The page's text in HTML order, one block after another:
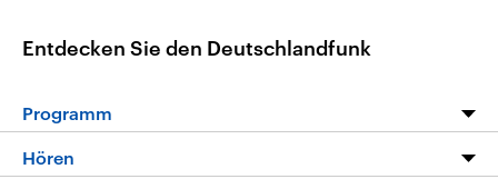
Entdecken Sie den Deutschlandfunk
Programm
Hören